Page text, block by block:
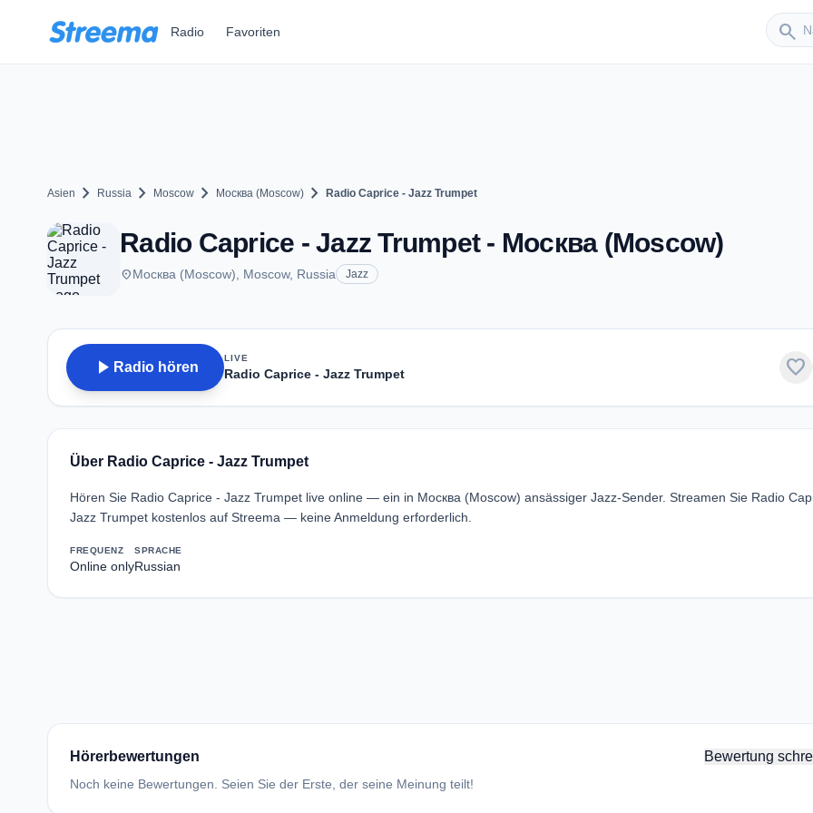
Radio Favoriten search
Sender
Asien chevron_right Russia chevron_right Moscow chevron_right Москва (Moscow) chevron_right Radio Caprice - Jazz Trumpet
Radio Caprice - Jazz Trumpet - Москва (Moscow)
placeМосква (Moscow), Moscow, Russia Jazz
play_arrow Radio hören
LIVE
Radio Caprice - Jazz Trumpet favorite
Über Radio Caprice - Jazz Trumpet
Hören Sie Radio Caprice - Jazz Trumpet live online — ein in Москва (Moscow) ansässiger Jazz-Sender. Streamen Sie Radio
Jazz Trumpet kostenlos auf Streema — keine Anmeldung erforderlich.
FREQUENZ
Online only
SPRACHE
Russian
Hörerbewertungen Bewertung
Noch keine Bewertungen. Seien Sie der Erste, der seine Meinung teilt!